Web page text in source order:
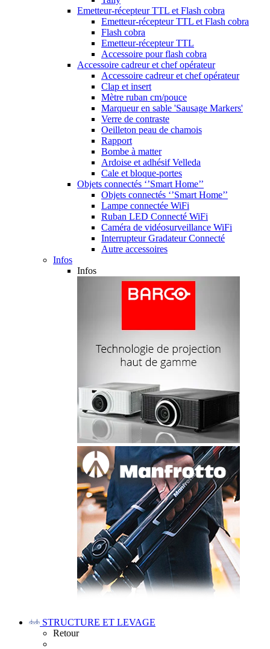
Emetteur-récepteur TTL et Flash cobra
Emetteur-récepteur TTL et Flash cobra
Flash cobra
Emetteur-récepteur TTL
Accessoire pour flash cobra
Accessoire cadreur et chef opérateur
Accessoire cadreur et chef opérateur
Clap et insert
Mètre ruban cm/pouce
Marqueur en sable 'Sausage Markers'
Verre de contraste
Oeilleton peau de chamois
Rapport
Bombe à matter
Ardoise et adhésif Velleda
Cale et bloque-portes
Objets connectés ‘’Smart Home’’
Objets connectés ‘’Smart Home’’
Lampe connectée WiFi
Ruban LED Connecté WiFi
Caméra de vidéosurveillance WiFi
Interrupteur Gradateur Connecté
Autre accessoires
Infos
Infos
STRUCTURE ET LEVAGE
Retour